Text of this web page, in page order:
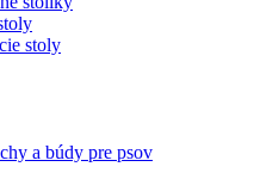
stoly
a búdy pre psov